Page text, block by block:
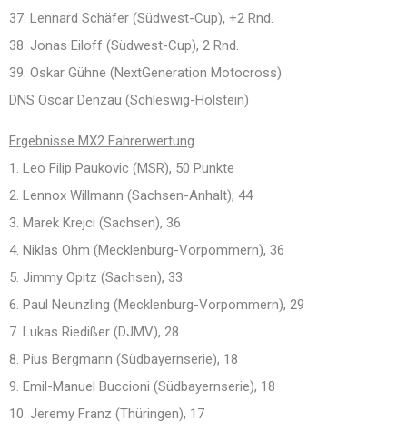
37. Lennard Schäfer (Südwest-Cup), +2 Rnd.
38. Jonas Eiloff (Südwest-Cup), 2 Rnd.
39. Oskar Gühne (NextGeneration Motocross)
DNS Oscar Denzau (Schleswig-Holstein)
Ergebnisse MX2 Fahrerwertung
1. Leo Filip Paukovic (MSR), 50 Punkte
2. Lennox Willmann (Sachsen-Anhalt), 44
3. Marek Krejci (Sachsen), 36
4. Niklas Ohm (Mecklenburg-Vorpommern), 36
5. Jimmy Opitz (Sachsen), 33
6. Paul Neunzling (Mecklenburg-Vorpommern), 29
7. Lukas Riedißer (DJMV), 28
8. Pius Bergmann (Südbayernserie), 18
9. Emil-Manuel Buccioni (Südbayernserie), 18
10. Jeremy Franz (Thüringen), 17